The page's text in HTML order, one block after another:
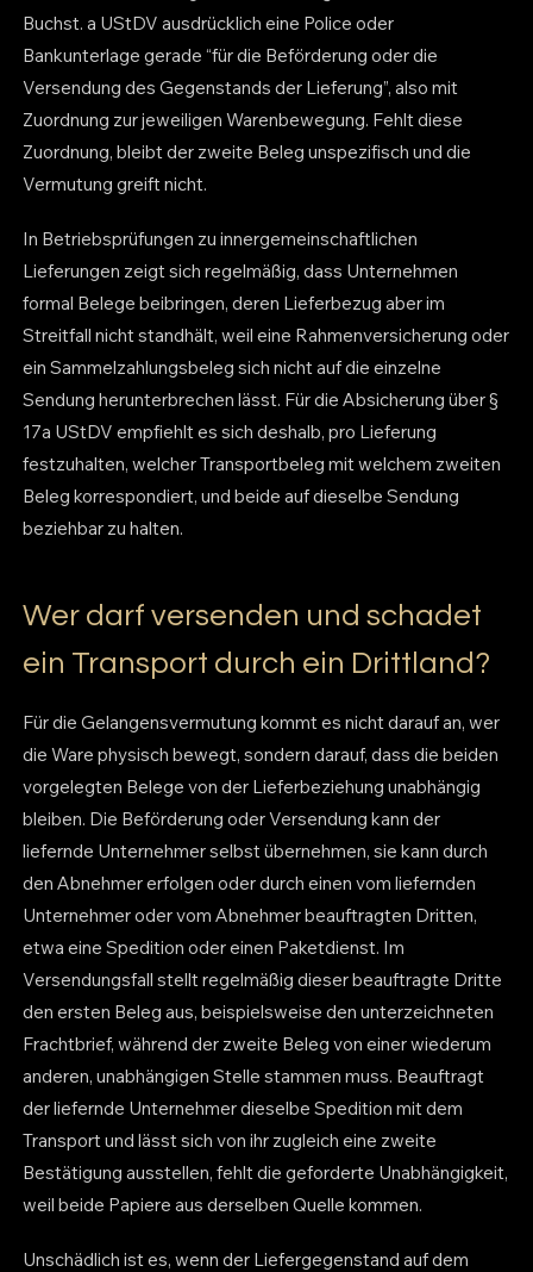
Buchst. a UStDV ausdrücklich eine Police oder
Bankunterlage gerade “für die Beförderung oder die
Versendung des Gegenstands der Lieferung”, also mit
Zuordnung zur jeweiligen Warenbewegung. Fehlt diese
Zuordnung, bleibt der zweite Beleg unspezifisch und die
Vermutung greift nicht.
In Betriebsprüfungen zu innergemeinschaftlichen
Lieferungen zeigt sich regelmäßig, dass Unternehmen
formal Belege beibringen, deren Lieferbezug aber im
Streitfall nicht standhält, weil eine Rahmenversicherung oder
ein Sammelzahlungsbeleg sich nicht auf die einzelne
Sendung herunterbrechen lässt. Für die Absicherung über §
17a UStDV empfiehlt es sich deshalb, pro Lieferung
festzuhalten, welcher Transportbeleg mit welchem zweiten
Beleg korrespondiert, und beide auf dieselbe Sendung
beziehbar zu halten.
Wer darf versenden und schadet
ein Transport durch ein Drittland?
Für die Gelangensvermutung kommt es nicht darauf an, wer
die Ware physisch bewegt, sondern darauf, dass die beiden
vorgelegten Belege von der Lieferbeziehung unabhängig
bleiben. Die Beförderung oder Versendung kann der
liefernde Unternehmer selbst übernehmen, sie kann durch
den Abnehmer erfolgen oder durch einen vom liefernden
Unternehmer oder vom Abnehmer beauftragten Dritten,
etwa eine Spedition oder einen Paketdienst. Im
Versendungsfall stellt regelmäßig dieser beauftragte Dritte
den ersten Beleg aus, beispielsweise den unterzeichneten
Frachtbrief, während der zweite Beleg von einer wiederum
anderen, unabhängigen Stelle stammen muss. Beauftragt
der liefernde Unternehmer dieselbe Spedition mit dem
Transport und lässt sich von ihr zugleich eine zweite
Bestätigung ausstellen, fehlt die geforderte Unabhängigkeit,
weil beide Papiere aus derselben Quelle kommen.
Unschädlich ist es, wenn der Liefergegenstand auf dem